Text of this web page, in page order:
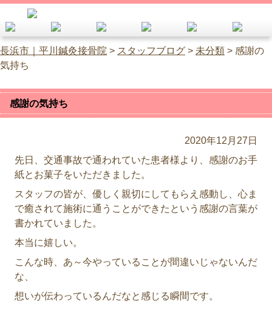
長浜市｜平川鍼灸接骨院 > スタッフブログ > 未分類 > 感謝の
気持ち
感謝の気持ち
2020年12月27日
先日、交通事故で通われていた患者様より、感謝のお手
紙とお菓子をいただきました。
スタッフの皆が、優しく親切にしてもらえ感動し、心ま
で癒されて施術に通うことができたという感謝の言葉が
書かれていました。
本当に嬉しい。
こんな時、あ～今やっていることが間違いじゃないんだ
な、
想いが伝わっているんだなと感じる瞬間です。